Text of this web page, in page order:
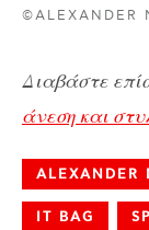
©ALEXANDER
Διαβάστε
άνεση και
ALEXANDER
IT BAG